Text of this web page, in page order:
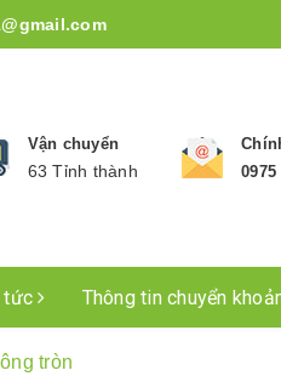
Vận chuyển
63 Tỉnh thành
0975
tức Thông tin chuyển
tròn